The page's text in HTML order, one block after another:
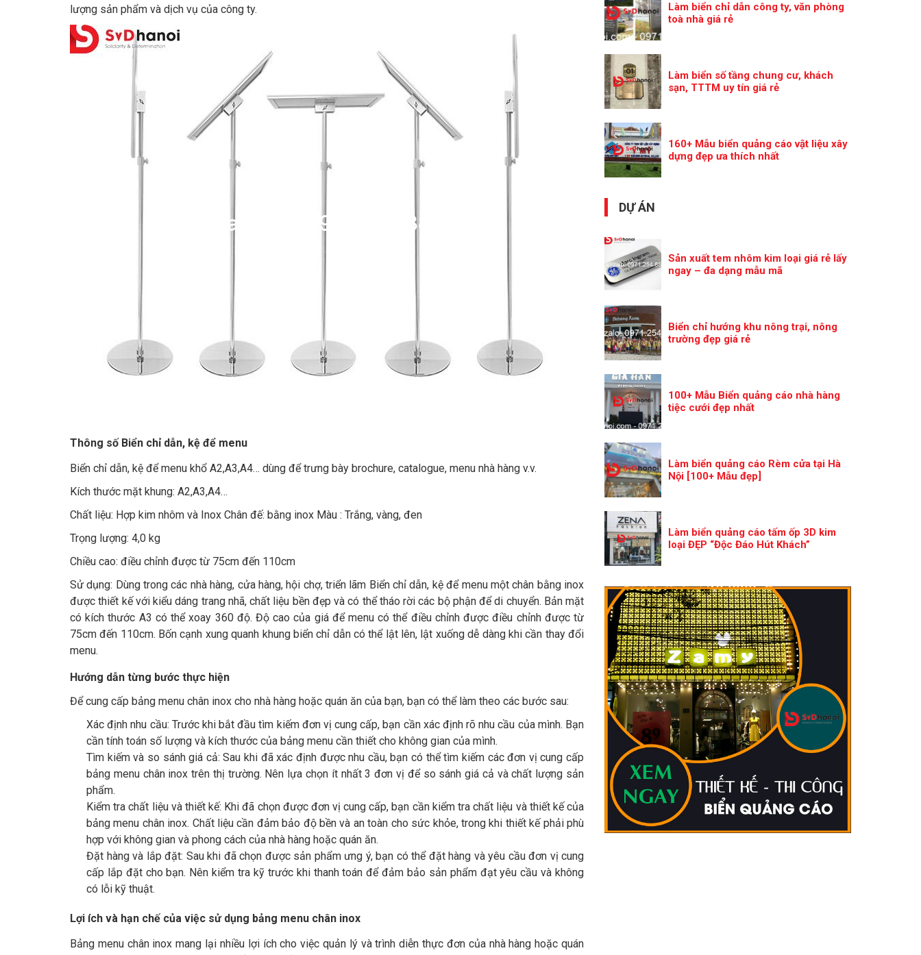
lượng sản phẩm và dịch vụ của công ty.
Thông số Biển chỉ dẫn, kệ để menu
Biển chỉ dẫn, kệ để menu khổ A2,A3,A4… dùng để trưng bày brochure, catalogue, menu nhà hàng v.v.
Kích thước mặt khung: A2,A3,A4…
Chất liệu: Hợp kim nhôm và Inox Chân đế: bằng inox Màu : Trắng, vàng, đen
Trọng lượng: 4,0 kg
Chiều cao: điều chỉnh được từ 75cm đến 110cm
Sử dụng: Dùng trong các nhà hàng, cửa hàng, hội chợ, triển lãm Biển chỉ dẫn, kệ để menu một chân bằng inox
được thiết kế với kiểu dáng trang nhã, chất liệu bền đẹp và có thể tháo rời các bộ phận để di chuyển. Bản mặt
có kích thước A3 có thể xoay 360 độ. Độ cao của giá để menu có thể điều chỉnh được điều chỉnh được từ
75cm đến 110cm. Bốn cạnh xung quanh khung biển chỉ dẫn có thể lật lên, lật xuống dễ dàng khi cần thay đổi
menu.
Hướng dẫn từng bước thực hiện
Để cung cấp bảng menu chân inox cho nhà hàng hoặc quán ăn của bạn, bạn có thể làm theo các bước sau:
Xác định nhu cầu: Trước khi bắt đầu tìm kiếm đơn vị cung cấp, bạn cần xác định rõ nhu cầu của mình. Bạn
cần tính toán số lượng và kích thước của bảng menu cần thiết cho không gian của mình.
Tìm kiếm và so sánh giá cả: Sau khi đã xác định được nhu cầu, bạn có thể tìm kiếm các đơn vị cung cấp
bảng menu chân inox trên thị trường. Nên lựa chọn ít nhất 3 đơn vị để so sánh giá cả và chất lượng sản
phẩm.
Kiểm tra chất liệu và thiết kế: Khi đã chọn được đơn vị cung cấp, bạn cần kiểm tra chất liệu và thiết kế của
bảng menu chân inox. Chất liệu cần đảm bảo độ bền và an toàn cho sức khỏe, trong khi thiết kế phải phù
hợp với không gian và phong cách của nhà hàng hoặc quán ăn.
Đặt hàng và lắp đặt: Sau khi đã chọn được sản phẩm ưng ý, bạn có thể đặt hàng và yêu cầu đơn vị cung
cấp lắp đặt cho bạn. Nên kiểm tra kỹ trước khi thanh toán để đảm bảo sản phẩm đạt yêu cầu và không
có lỗi kỹ thuật.
Lợi ích và hạn chế của việc sử dụng bảng menu chân inox
Bảng menu chân inox mang lại nhiều lợi ích cho việc quản lý và trình diễn thực đơn của nhà hàng hoặc quán
Làm biển chỉ dẫn công ty, văn phòng
toà nhà giá rẻ
Làm biển số tầng chung cư, khách
sạn, TTTM uy tín giá rẻ
160+ Mẫu biển quảng cáo vật liệu xây
dựng đẹp ưa thích nhất
DỰ ÁN
Sản xuất tem nhôm kim loại giá rẻ lấy
ngay – đa dạng mẫu mã
Biển chỉ hướng khu nông trại, nông
trường đẹp giá rẻ
100+ Mẫu Biển quảng cáo nhà hàng
tiệc cưới đẹp nhất
Làm biển quảng cáo Rèm cửa tại Hà
Nội [100+ Mẫu đẹp]
Làm biển quảng cáo tấm ốp 3D kim
loại ĐẸP “Độc Đáo Hút Khách”